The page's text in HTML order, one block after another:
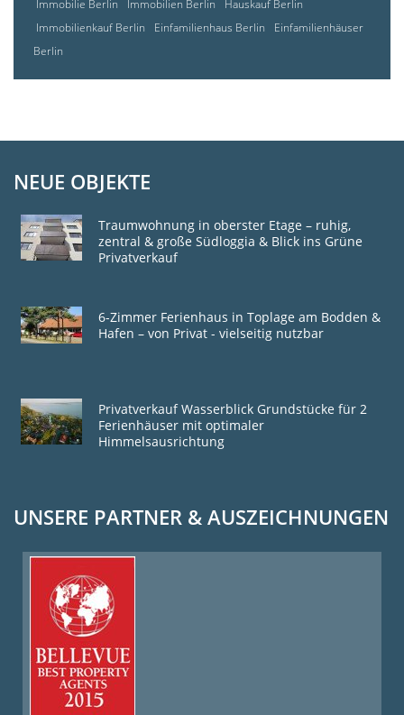
Immobilie Berlin
Immobilien Berlin
Hauskauf Berlin
Immobilienkauf Berlin
Einfamilienhaus Berlin
Einfamilienhäuser
Berlin
NEUE OBJEKTE
Traumwohnung in oberster Etage – ruhig,
zentral & große Südloggia & Blick ins Grüne
Privatverkauf
6-Zimmer Ferienhaus in Toplage am Bodden &
Hafen – von Privat - vielseitig nutzbar
Privatverkauf Wasserblick Grundstücke für 2
Ferienhäuser mit optimaler
Himmelsausrichtung
UNSERE PARTNER & AUSZEICHNUNGEN